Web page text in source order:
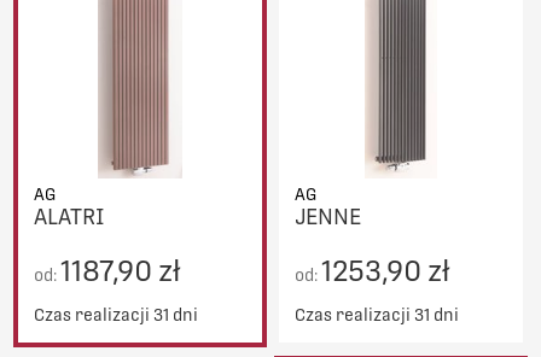
AG
ALATRI
od:1187,90 zł
Czas realizacji 31 dni
AG
JENNE
od:1253,90 zł
Czas realizacji 31 dni